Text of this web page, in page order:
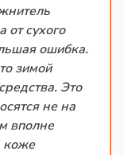
от сухого
ошибка.
зимой
Это
не на
вполне
коже